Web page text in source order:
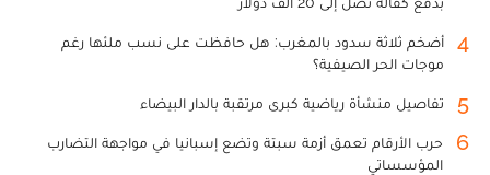
4
أضخم ثلاثة سدود بالمغرب: هل حافظت على نسب ملئها رغم
موجات الحر الصيفية؟
5 تفاصيل منشأة رياضية كبرى مرتقبة بالدار البيضاء
6
حرب الأرقام تعمق أزمة سبتة وتضع إسبانيا في مواجهة التضارب
المؤسساتي